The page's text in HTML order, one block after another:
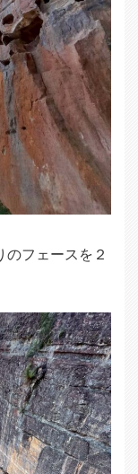
のフェースを２